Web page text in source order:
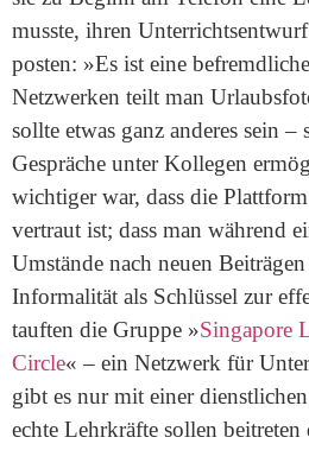
musste, ihren
posten: »Es ist eine
Netzwerken teilt man
sollte etwas ganz anderes sein
Gespräche unter Kollegen
wichtiger war, dass die
vertraut ist; dass man während
Umstände nach neuen
Informalität als Schlüssel zur
tauften die Gruppe »Singapore
Circle« – ein Netzwerk für
gibt es nur mit einer
echte Lehrkräfte sollen beitreten